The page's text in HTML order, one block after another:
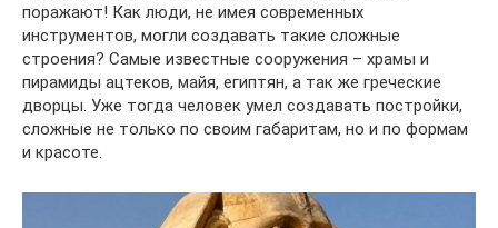
поражают! Как люди, не имея современных
инструментов, могли создавать такие сложные
строения? Самые известные сооружения – храмы и
пирамиды ацтеков, майя, египтян, а так же греческие
дворцы. Уже тогда человек умел создавать постройки,
сложные не только по своим габаритам, но и по формам
и красоте.